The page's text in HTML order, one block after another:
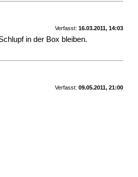
Verfasst: 16.03.2011, 14:03
in der Box bleiben.
Verfasst: 09.05.2011, 21:00